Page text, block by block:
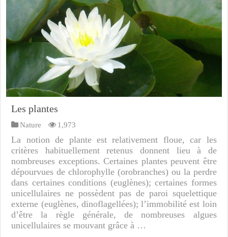
Les plantes
Nature 1,973
La notion de plante est relativement floue, car les
critères habituellement retenus donnent lieu à de
nombreuses exceptions. Certaines plantes peuvent être
dépourvues de chlorophylle (orobranches) ou la perdre
dans certaines conditions (euglènes); certaines formes
unicellulaires ne possèdent pas de paroi squelettique
externe (euglènes, dinoflagellées); l’immobilité est loin
d’être la règle générale, de nombreuses algues
unicellulaires se mouvant grâce à …